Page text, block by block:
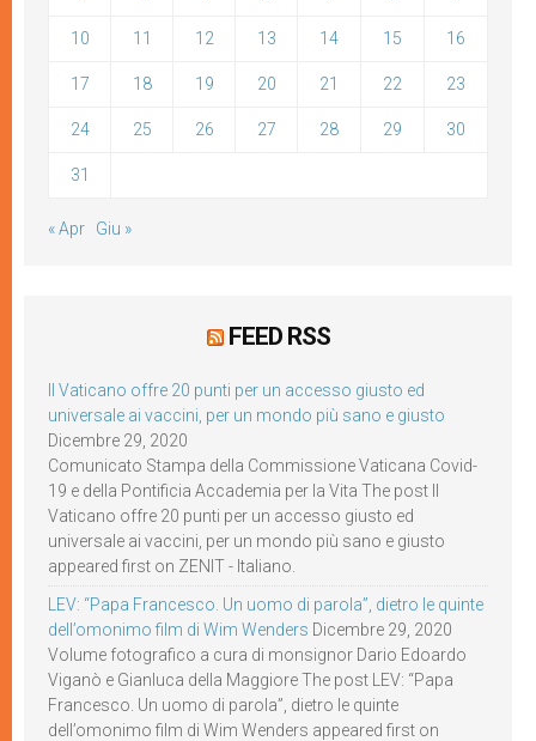
10 11 12 13 14 15 16
17 18 19 20 21 22 23
24 25 26 27 28 29 30
31
« Apr Giu »
FEED RSS
Il Vaticano offre 20 punti per un accesso giusto ed
universale ai vaccini, per un mondo più sano e giusto
Dicembre 29, 2020
Comunicato Stampa della Commissione Vaticana Covid-
19 e della Pontificia Accademia per la Vita The post Il
Vaticano offre 20 punti per un accesso giusto ed
universale ai vaccini, per un mondo più sano e giusto
appeared first on ZENIT - Italiano.
LEV: “Papa Francesco. Un uomo di parola”, dietro le quinte
dell’omonimo film di Wim Wenders Dicembre 29, 2020
Volume fotografico a cura di monsignor Dario Edoardo
Viganò e Gianluca della Maggiore The post LEV: “Papa
Francesco. Un uomo di parola”, dietro le quinte
dell’omonimo film di Wim Wenders appeared first on